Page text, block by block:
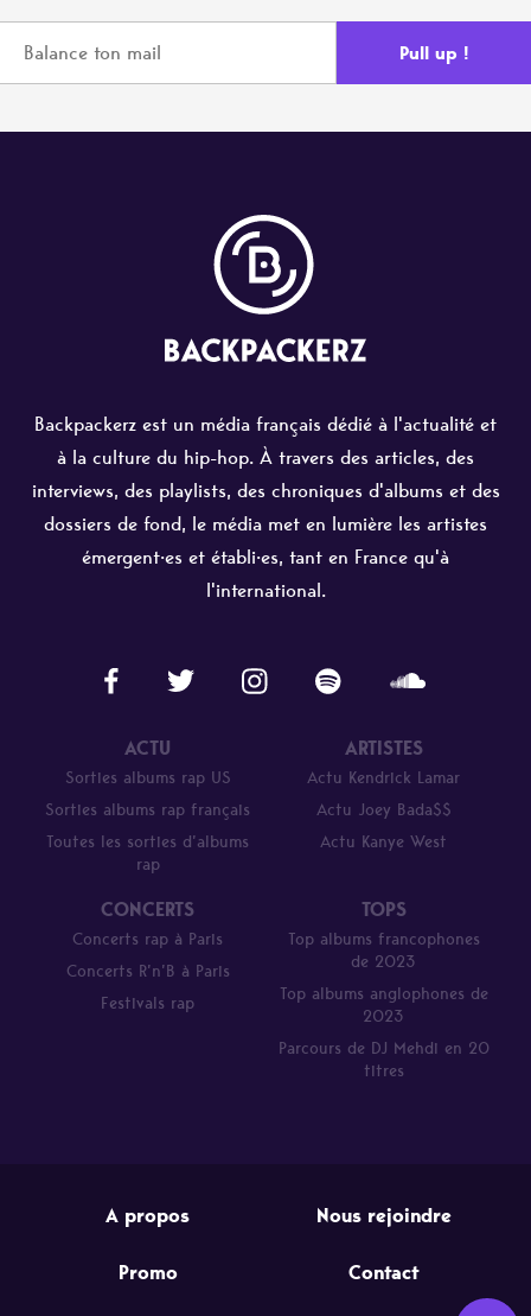
Backpackerz est un média français dédié à l'actualité et
à la culture du hip-hop. À travers des articles, des
interviews, des playlists, des chroniques d'albums et des
dossiers de fond, le média met en lumière les artistes
émergent·es et établi·es, tant en France qu'à
l'international.
ACTU
Sorties albums rap US
Sorties albums rap français
Toutes les sorties d’albums
rap
ARTISTES
Actu Kendrick Lamar
Actu Joey Bada$$
Actu Kanye West
CONCERTS
Concerts rap à Paris
Concerts R’n’B à Paris
Festivals rap
TOPS
Top albums francophones
de 2023
Top albums anglophones de
2023
Parcours de DJ Mehdi en 20
titres
A propos Nous rejoindre
Promo Contact